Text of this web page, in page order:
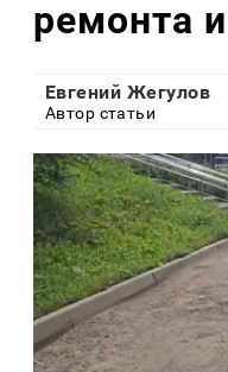
ремонта
Евгений Жегулов
Автор статьи